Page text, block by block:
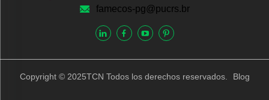
famecos-pg@pucrs.br
Copyright © 2025TCN Todos los derechos reservados. Blog